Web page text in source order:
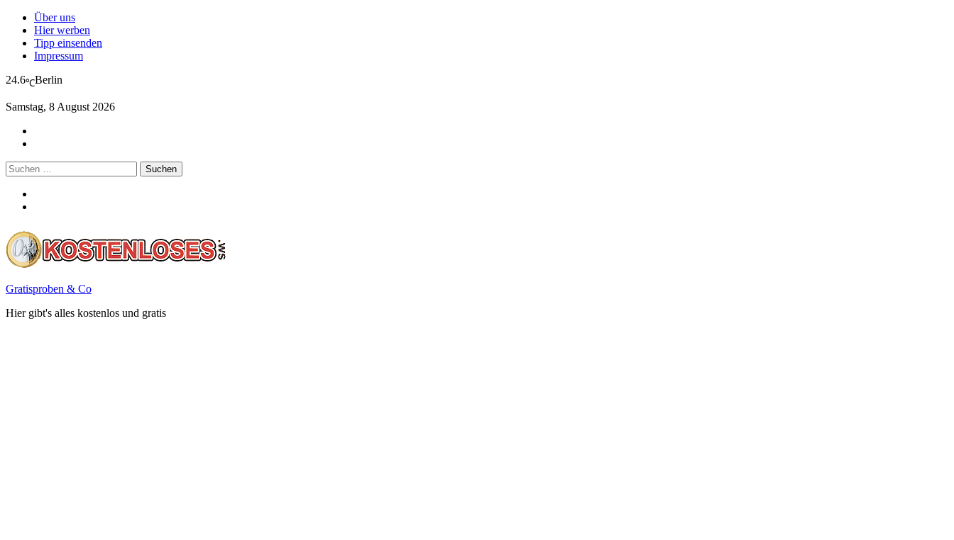
Über uns
Hier werben
Tipp einsenden
Impressum
24.6℃Berlin
Samstag, 8 August 2026
Suchen
nach:
Gratisproben & Co
Hier gibt's alles kostenlos und gratis